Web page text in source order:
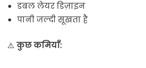
डबल लेयर डिज़ाइन
पानी जल्दी सूखता है
⚠️ कुछ कमियाँ: